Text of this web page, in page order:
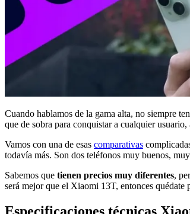
Cuando hablamos de la gama alta, no siempre
que de sobra para conquistar a cualquier
Vamos con una de esas comparativas
todavía más. Son dos teléfonos muy buenos,
Sabemos que tienen precios muy diferentes,
será mejor que el Xiaomi 13T, entonces quédate
Especificaciones técnicas